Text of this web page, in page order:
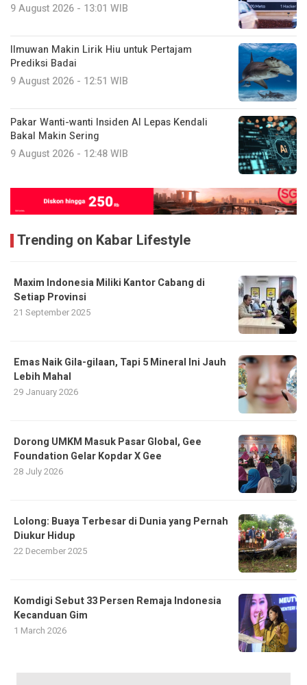
9 August 2026 - 13:01 WIB
Ilmuwan Makin Lirik Hiu untuk Pertajam
Prediksi Badai
9 August 2026 - 12:51 WIB
Pakar Wanti-wanti Insiden AI Lepas Kendali
Bakal Makin Sering
9 August 2026 - 12:48 WIB
Trending on Kabar Lifestyle
Maxim Indonesia Miliki Kantor Cabang di
Setiap Provinsi
21 September 2025
Emas Naik Gila-gilaan, Tapi 5 Mineral Ini Jauh
Lebih Mahal
29 January 2026
Dorong UMKM Masuk Pasar Global, Gee
Foundation Gelar Kopdar X Gee
28 July 2026
Lolong: Buaya Terbesar di Dunia yang Pernah
Diukur Hidup
22 December 2025
Komdigi Sebut 33 Persen Remaja Indonesia
Kecanduan Gim
1 March 2026